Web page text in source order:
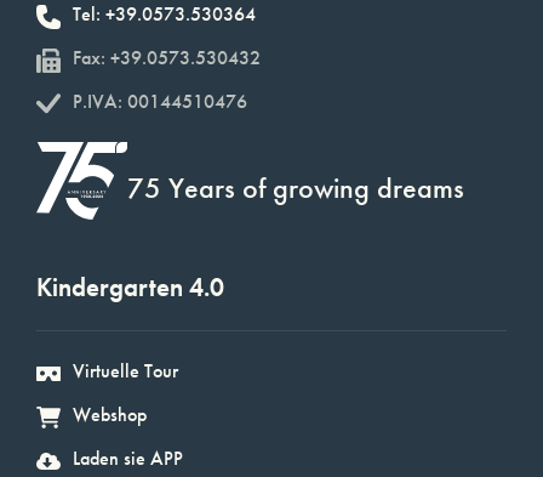
Tel: +39.0573.530364
Fax: +39.0573.530432
P.IVA: 00144510476
75 Years of growing dreams
Kindergarten 4.0
Virtuelle Tour
Webshop
Laden sie APP